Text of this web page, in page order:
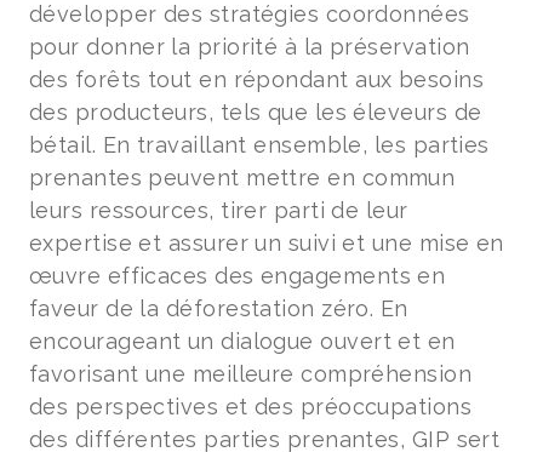
développer des stratégies coordonnées
pour donner la priorité à la préservation
des forêts tout en répondant aux besoins
des producteurs, tels que les éleveurs de
bétail. En travaillant ensemble, les parties
prenantes peuvent mettre en commun
leurs ressources, tirer parti de leur
expertise et assurer un suivi et une mise en
œuvre efficaces des engagements en
faveur de la déforestation zéro. En
encourageant un dialogue ouvert et en
favorisant une meilleure compréhension
des perspectives et des préoccupations
des différentes parties prenantes, GIP sert